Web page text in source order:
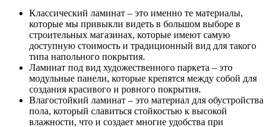
Классический ламинат – это именно те материалы,
которые мы привыкли видеть в большом выборе в
строительных магазинах, которые имеют самую
доступную стоимость и традиционный вид для такого
типа напольного покрытия.
Ламинат под вид художественного паркета – это
модульные панели, которые крепятся между собой для
создания красивого и ровного покрытия.
Влагостойкий ламинат – это материал для обустройства
пола, который славиться стойкостью к высокой
влажности, что и создает многие удобства при